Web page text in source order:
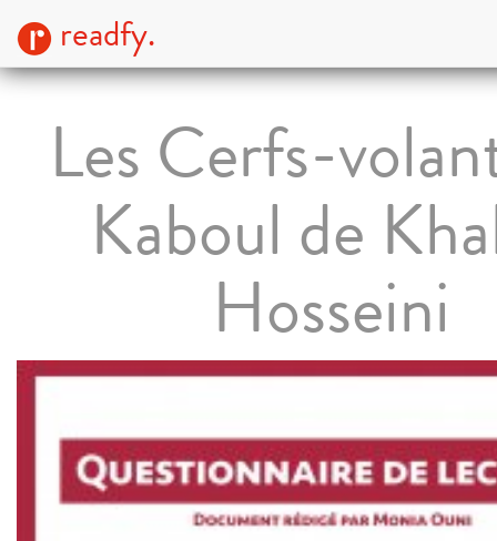
readfy.
Les Cerfs-
Kaboul de
Hosseini